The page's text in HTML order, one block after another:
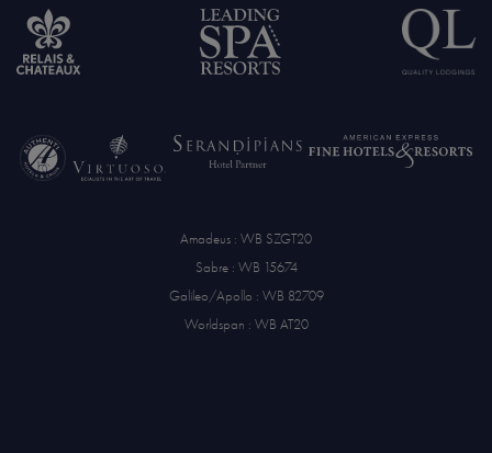
Amadeus : WB SZGT20
Sabre : WB 15674
Galileo/Apollo : WB 82709
Worldspan : WB AT20